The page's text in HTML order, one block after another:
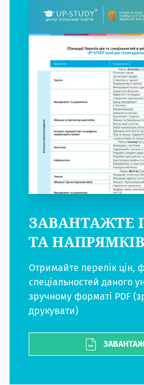
ЗАВАНТАЖТЕ
ТА НАПРЯМКІВ
Отримайте перелік цін,
спеціальностей даного
зручному форматі PDF
друкувати)